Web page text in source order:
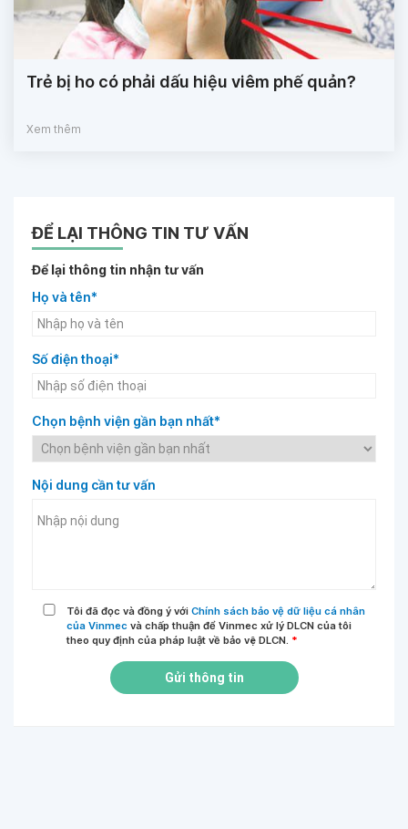
Trẻ bị ho có phải dấu hiệu viêm phế quản?
Xem thêm
ĐỂ LẠI THÔNG TIN TƯ VẤN
Để lại thông tin nhận tư vấn
Họ và tên*
Số điện thoại*
Chọn bệnh viện gần bạn nhất*
Nội dung cần tư vấn
Tôi đã đọc và đồng ý với Chính sách bảo vệ dữ liệu cá nhân
của Vinmec và chấp thuận để Vinmec xử lý DLCN của tôi
theo quy định của pháp luật về bảo vệ DLCN. *
Gửi thông tin